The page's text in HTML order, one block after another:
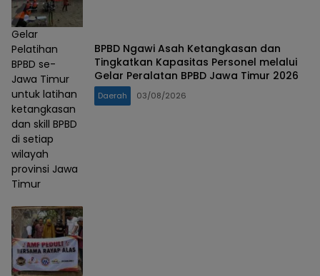
Gelar
Pelatihan
BPBD se-
Jawa Timur
untuk latihan
ketangkasan
dan skill BPBD
di setiap
wilayah
provinsi Jawa
Timur
BPBD Ngawi Asah Ketangkasan dan
Tingkatkan Kapasitas Personel melalui
Gelar Peralatan BPBD Jawa Timur 2026
Daerah 03/08/2026